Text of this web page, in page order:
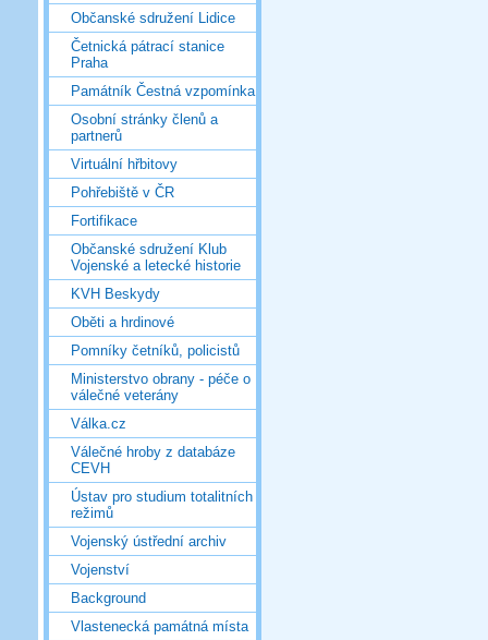
Občanské sdružení Lidice
Četnická pátrací stanice
Praha
Památník Čestná vzpomínka
Osobní stránky členů a
partnerů
Virtuální hřbitovy
Pohřebiště v ČR
Fortifikace
Občanské sdružení Klub
Vojenské a letecké historie
KVH Beskydy
Oběti a hrdinové
Pomníky četníků, policistů
Ministerstvo obrany - péče o
válečné veterány
Válka.cz
Válečné hroby z databáze
CEVH
Ústav pro studium totalitních
režimů
Vojenský ústřední archiv
Vojenství
Background
Vlastenecká památná místa